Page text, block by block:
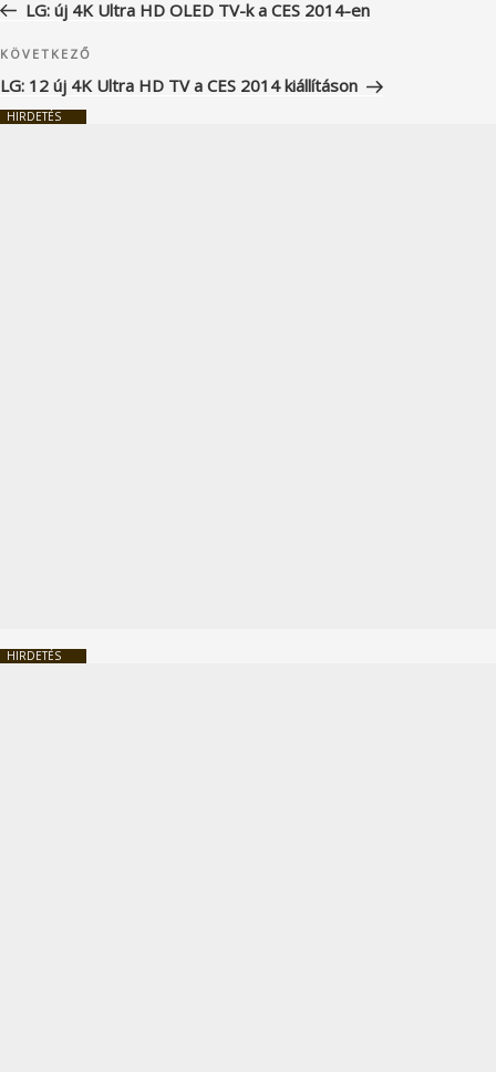
LG: új 4K Ultra HD OLED TV-k a CES 2014-en
Következő
bejegyzés
KÖVETKEZŐ
LG: 12 új 4K Ultra HD TV a CES 2014 kiállításon
HIRDETÉS
HIRDETÉS